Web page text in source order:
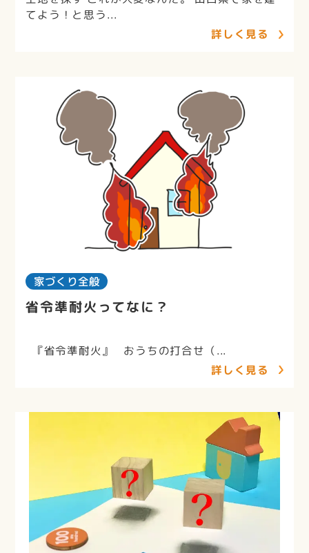
てよう！と思う...
詳しく見る
家づくり全般
省令準耐火ってなに？
『省令準耐火』 おうちの打合せ（...
詳しく見る